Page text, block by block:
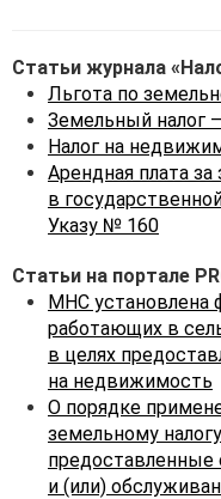
Статьи журнала
Льгота по
Земельный налог
Налог на
Арендная плата
в
Указу № 160
Статьи на портале
МНС установлена
работающих в
в целях
на недвижимость
О порядке
земельному
предоставленные
и (или)